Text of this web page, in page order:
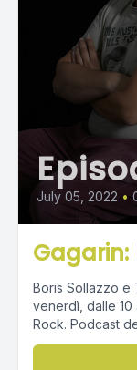
July 05, 2022 •
Boris Sollazzo e
venerdì, dalle 10
Rock. Podcast